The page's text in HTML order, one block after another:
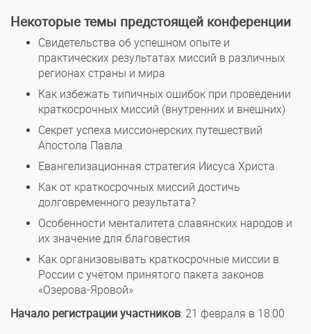
Некоторые темы предстоящей конференции
Свидетельства об успешном опыте и
практических результатах миссий в различных
регионах страны и мира
Как избежать типичных ошибок при проведении
краткосрочных миссий (внутренних и внешних)
Секрет успеха миссионерских путешествий
Апостола Павла
Евангелизационная стратегия Иисуса Христа
Как от краткосрочных миссий достичь
долговременного результата?
Особенности менталитета славянских народов и
их значение для благовестия
Как организовывать краткосрочные миссии в
России с учётом принятого пакета законов
«Озерова-Яровой»
Начало регистрации участников: 21 февраля в 18:00